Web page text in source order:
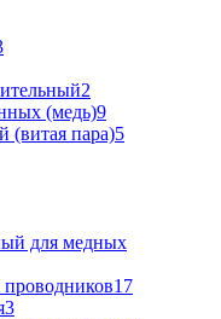
2
(медь)9
(витая пара)5
для медных
17
3